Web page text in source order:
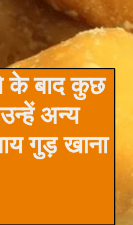
के बाद कुछ
अन्य
गुड़ खाना